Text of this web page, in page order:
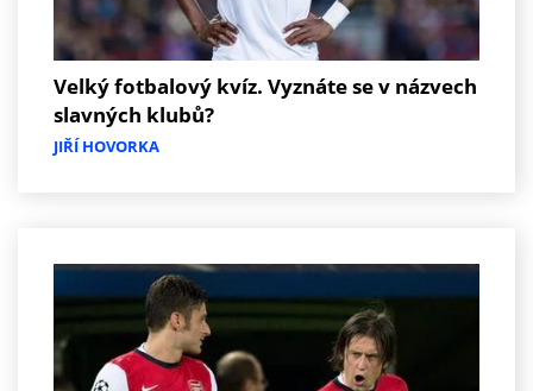
Velký fotbalový kvíz. Vyznáte se v názvech
slavných klubů?
JIŘÍ HOVORKA